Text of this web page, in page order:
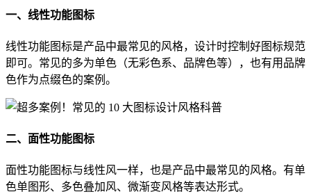
一、线性功能图标
线性功能图标是产品中最常见的风格，设计时控制好图标规范
即可。常见的多为单色（无彩色系、品牌色等），也有用品牌
色作为点缀色的案例。
二、面性功能图标
面性功能图标与线性风一样，也是产品中最常见的风格。有单
色单图形、多色叠加风、微渐变风格等表达形式。